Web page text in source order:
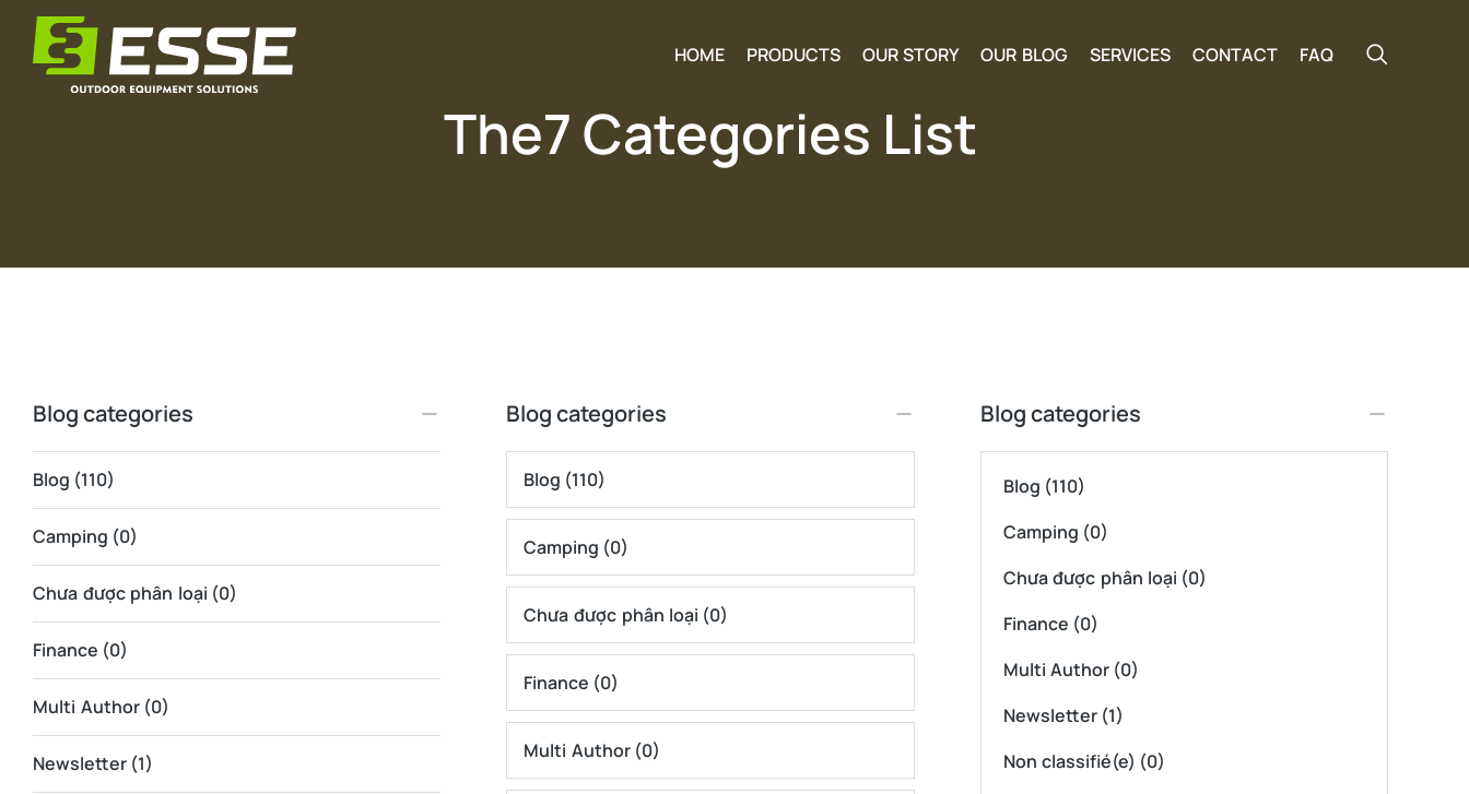
HOME PRODUCTS OUR STORY OUR BLOG SERVICES CONTACT FAQ
The7 Categories List
Blog categories
Blog (110)
Camping (0)
Chưa được phân loại (0)
Finance (0)
Multi Author (0)
Newsletter (1)
Blog categories
Blog (110)
Camping (0)
Chưa được phân loại (0)
Finance (0)
Multi Author (0)
Blog categories
Blog (110)
Camping (0)
Chưa được phân loại (0)
Finance (0)
Multi Author (0)
Newsletter (1)
Non classifié(e) (0)